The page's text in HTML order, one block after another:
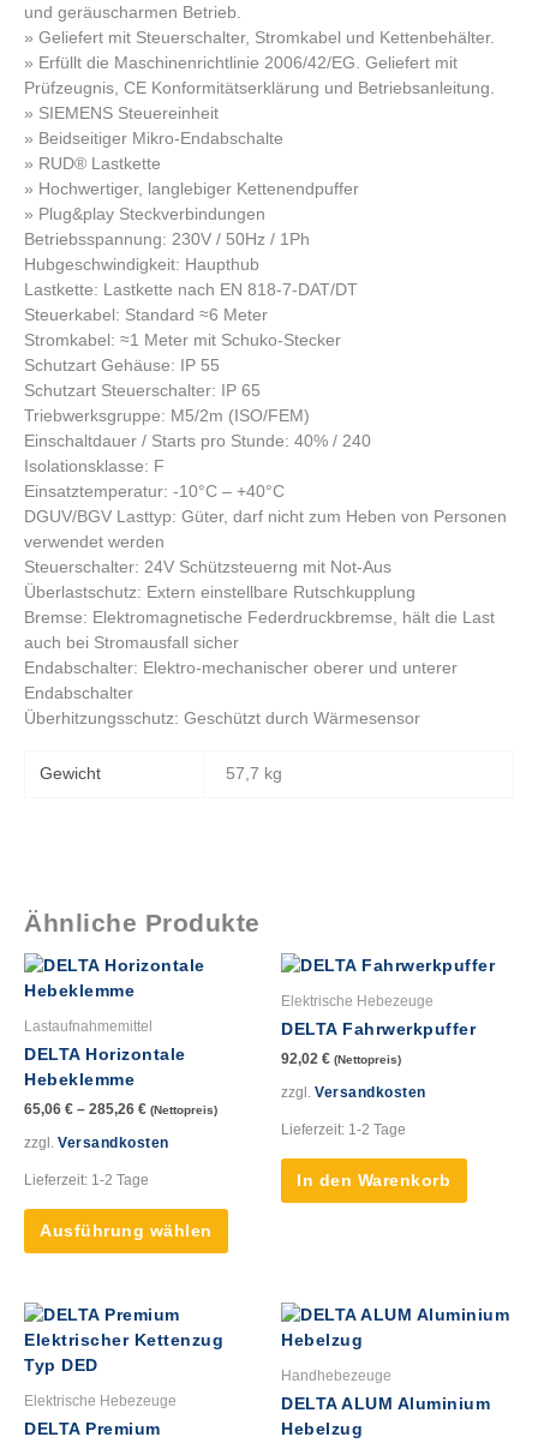
und geräuscharmen Betrieb.
» Geliefert mit Steuerschalter, Stromkabel und Kettenbehälter.
» Erfüllt die Maschinenrichtlinie 2006/42/EG. Geliefert mit
Prüfzeugnis, CE Konformitätserklärung und Betriebsanleitung.
» SIEMENS Steuereinheit
» Beidseitiger Mikro-Endabschalte
» RUD® Lastkette
» Hochwertiger, langlebiger Kettenendpuffer
» Plug&play Steckverbindungen
Betriebsspannung: 230V / 50Hz / 1Ph
Hubgeschwindigkeit: Haupthub
Lastkette: Lastkette nach EN 818-7-DAT/DT
Steuerkabel: Standard ≈6 Meter
Stromkabel: ≈1 Meter mit Schuko-Stecker
Schutzart Gehäuse: IP 55
Schutzart Steuerschalter: IP 65
Triebwerksgruppe: M5/2m (ISO/FEM)
Einschaltdauer / Starts pro Stunde: 40% / 240
Isolationsklasse: F
Einsatztemperatur: -10°C – +40°C
DGUV/BGV Lasttyp: Güter, darf nicht zum Heben von Personen
verwendet werden
Steuerschalter: 24V Schützsteuerng mit Not-Aus
Überlastschutz: Extern einstellbare Rutschkupplung
Bremse: Elektromagnetische Federdruckbremse, hält die Last
auch bei Stromausfall sicher
Endabschalter: Elektro-mechanischer oberer und unterer
Endabschalter
Überhitzungsschutz: Geschützt durch Wärmesensor
Gewicht 57,7 kg
Ähnliche Produkte
Lastaufnahmemittel
DELTA Horizontale
Hebeklemme
65,06 € – 285,26 € (Nettopreis)
zzgl. Versandkosten
Lieferzeit: 1-2 Tage
Ausführung wählen
mehrere
Varianten
können
der
Elektrische Hebezeuge
DELTA Fahrwerkpuffer
92,02 € (Nettopreis)
zzgl. Versandkosten
Lieferzeit: 1-2 Tage
In den Warenkorb
Elektrische Hebezeuge
DELTA Premium
Produkt
Varianten
Handhebezeuge
DELTA ALUM Aluminium
Hebelzug
Dieses